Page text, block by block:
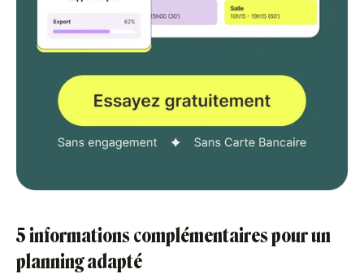
5 informations complémentaires pour un
planning adapté